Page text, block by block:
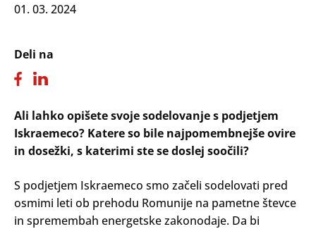
01. 03. 2024
Deli na
Ali lahko opišete svoje sodelovanje s podjetjem
Iskraemeco? Katere so bile najpomembnejše ovire
in dosežki, s katerimi ste se doslej soočili?
S podjetjem Iskraemeco smo začeli sodelovati pred
osmimi leti ob prehodu Romunije na pametne števce
in spremembah energetske zakonodaje. Da bi